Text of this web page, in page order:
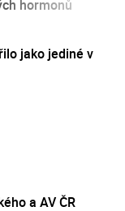
hormonů
jako jediné v
a AV ČR